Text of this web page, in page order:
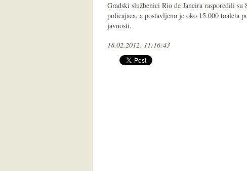
Gradski službenici Rio de Janeira rasporedili
policajaca, a postavljeno je oko 15.000 toaleta
javnosti.
18.02.2012. 11:16:43